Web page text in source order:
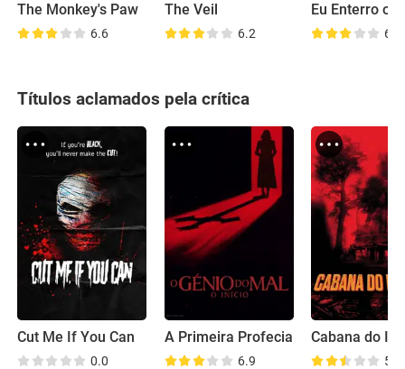
The Monkey's Paw
6.6
The Veil
6.2
Eu Enterro os
6.3
Títulos aclamados pela crítica
Cut Me If You Can
0.0
A Primeira Profecia
6.9
Cabana do
5.9